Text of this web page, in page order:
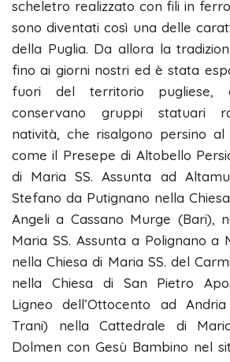
scheletro realizzato con fili in
sono diventati così una delle
della Puglia. Da allora la
fino ai giorni nostri ed è stata
fuori del territorio pugliese,
conservano gruppi statuari
natività, che risalgono persino al
come il Presepe di Altobello
di Maria SS. Assunta ad
Stefano da Putignano nella
Angeli a Cassano Murge (Bari),
Maria SS. Assunta a Polignano a
nella Chiesa di Maria SS. del
nella Chiesa di San Pietro
Ligneo dell’Ottocento ad
Trani) nella Cattedrale di
Dolmen con Gesù Bambino nel